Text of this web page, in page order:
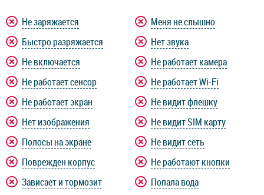
Не заряжается
Быстро разряжается
Не включается
Не работает сенсор
Не работает экран
Нет изображения
Полосы на экране
Поврежден корпус
Зависает и тормозит
Меня не слышно
Нет звука
Не работает камера
Не работает Wi-Fi
Не видит флешку
Не видит SIM карту
Не видит сеть
Не работают кнопки
Попала вода